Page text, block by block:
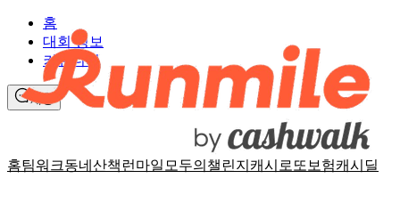
홈팀워크동네산책 런마일 모두의챌린지 캐시로또 보험캐시딜
홈
대회 정보
커뮤니티
채팅